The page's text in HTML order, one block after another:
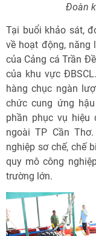
Đoàn
Tại buổi khảo sát,
về hoạt động, năng
của Cảng cá Trần
của khu vực
hàng chục ngàn
chức cung ứng
phần phục vụ
ngoài TP Cần
nghiệp sơ chế, chế
quy mô công
trường lớn.